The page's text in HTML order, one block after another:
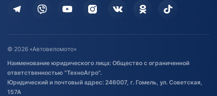
Дополнительные услуги
Оставить отзыв
Договор публичной оферты
Обработка файлов cookie
Постановка транспорта на учет
© 2026 «Автовеломото»
Наименование юридического лица: Общество с ограниченной
ответственностью "ТехноАгро".
Юридический и почтовый адрес: 246007, г. Гомель, ул. Советская,
157А